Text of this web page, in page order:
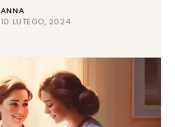
ANNA
10 LUTEGO, 2024